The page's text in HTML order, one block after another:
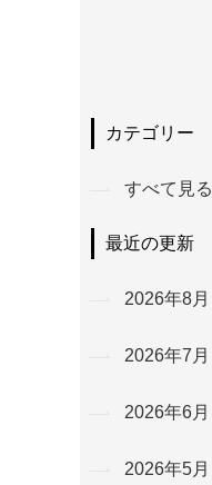
カテゴリー
すべて見る
最近の更新
2026年8月
2026年7月
2026年6月
2026年5月